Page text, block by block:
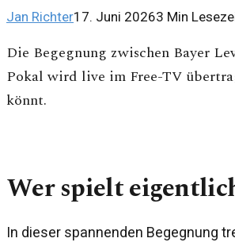
Jan Richter17. Juni 20263 Min
Die Begegnung zwischen Bayer
Pokal wird live im Free-TV
könnt.
Wer spielt
In dieser spannenden Begegnung